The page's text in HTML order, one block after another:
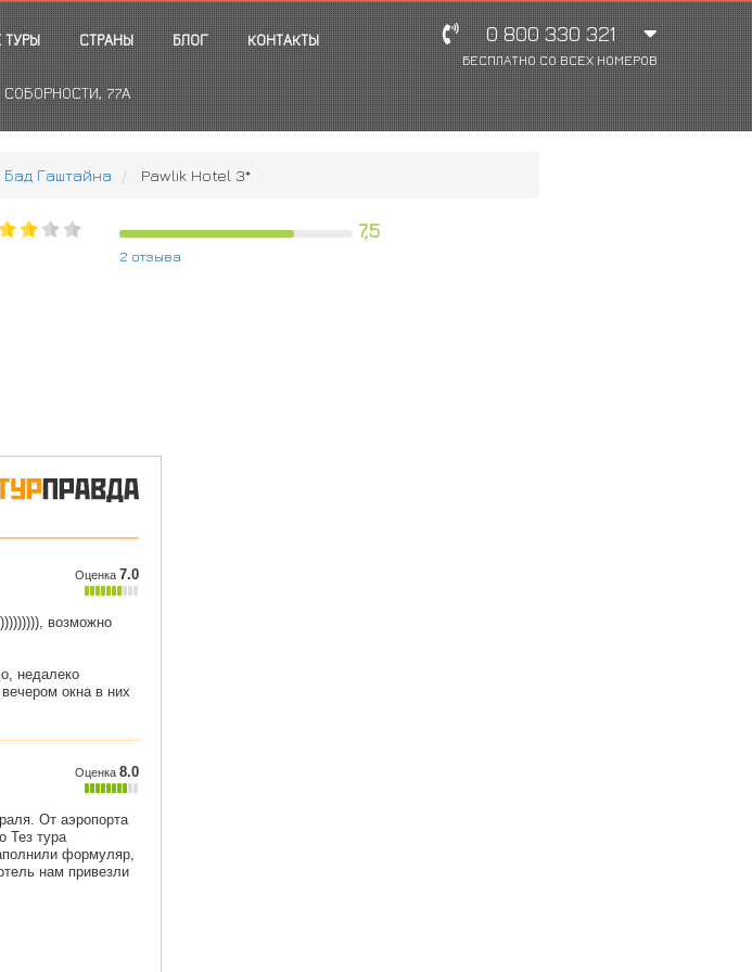
ТУРЫ СТРАНЫ БЛОГ КОНТАКТЫ
СОБОРНОСТИ, 77А
0 800 330 321
БЕСПЛАТНО СО ВСЕХ НОМЕРОВ
Бад Гаштайна Pawlik Hotel 3*
7,5
2 отзыва